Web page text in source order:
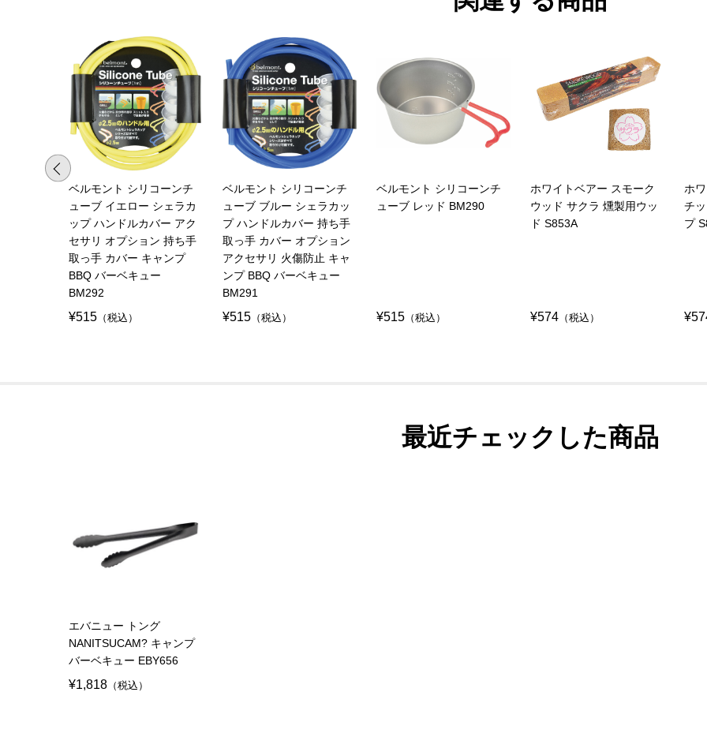
ベルモント シリコーンチ
ューブ イエロー シェラカ
ップ ハンドルカバー アク
セサリ オプション 持ち手
取っ手 カバー キャンプ
BBQ バーベキュー
BM292
¥515 （税込）
ベルモント シリコーンチ
ューブ ブルー シェラカッ
プ ハンドルカバー 持ち手
取っ手 カバー オプション
アクセサリ 火傷防止 キャ
ンプ BBQ バーベキュー
BM291
¥515 （税込）
ベルモント シリコーンチ
ューブ レッド BM290
¥515 （税込）
ホワイトベアー スモーク
ウッド サクラ 燻製用ウッ
ド S853A
¥574 （税込）
ホ
チ
プ
最近チェックした商品
エバニュー トング
NANITSUCAM? キャンプ
バーベキュー EBY656
¥1,818 （税込）